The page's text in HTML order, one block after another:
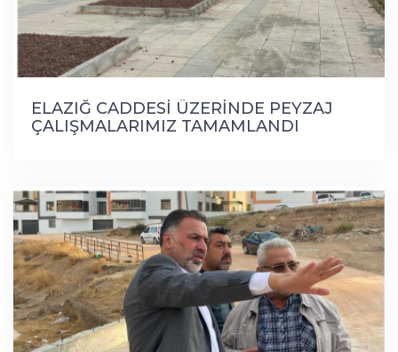
ELAZIĞ CADDESİ ÜZERİNDE PEYZAJ
ÇALIŞMALARIMIZ TAMAMLANDI